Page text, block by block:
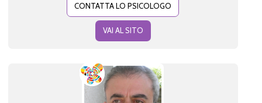
CONTATTA LO PSICOLOGO
VAI AL SITO